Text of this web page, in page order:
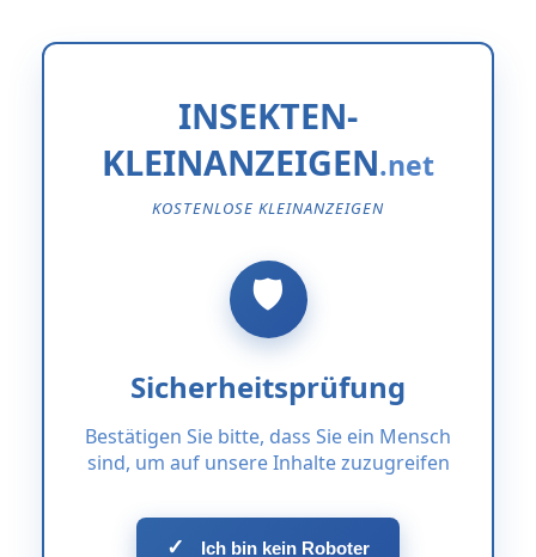
INSEKTEN-
KLEINANZEIGEN
KOSTENLOSE KLEINANZEIGEN
Sicherheitsprüfung
Bestätigen Sie bitte, dass Sie ein Mensch
sind, um auf unsere Inhalte zuzugreifen
✓ Ich bin kein Roboter